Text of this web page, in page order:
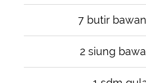
7 butir
2 siung